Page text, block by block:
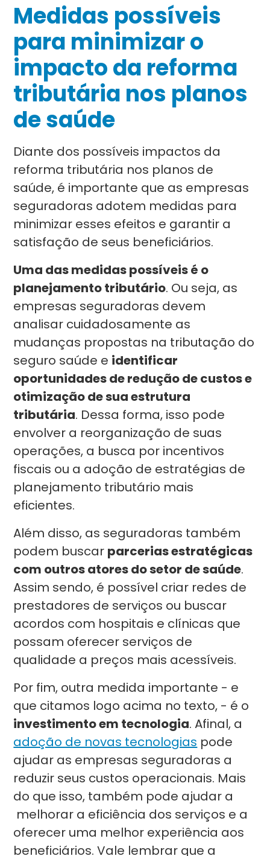
Medidas possíveis
para minimizar o
impacto da reforma
tributária nos planos
de saúde
Diante dos possíveis impactos da
reforma tributária nos planos de
saúde, é importante que as empresas
seguradoras adotem medidas para
minimizar esses efeitos e garantir a
satisfação de seus beneficiários.
Uma das medidas possíveis é o
planejamento tributário. Ou seja, as
empresas seguradoras devem
analisar cuidadosamente as
mudanças propostas na tributação do
seguro saúde e identificar
oportunidades de redução de custos e
otimização de sua estrutura
tributária. Dessa forma, isso pode
envolver a reorganização de suas
operações, a busca por incentivos
fiscais ou a adoção de estratégias de
planejamento tributário mais
eficientes.
Além disso, as seguradoras também
podem buscar parcerias estratégicas
com outros atores do setor de saúde.
Assim sendo, é possível criar redes de
prestadores de serviços ou buscar
acordos com hospitais e clínicas que
possam oferecer serviços de
qualidade a preços mais acessíveis.
Por fim, outra medida importante - e
que citamos logo acima no texto, - é o
investimento em tecnologia. Afinal, a
adoção de novas tecnologias pode
ajudar as empresas seguradoras a
reduzir seus custos operacionais. Mais
do que isso, também pode ajudar a
melhorar a eficiência dos serviços e a
oferecer uma melhor experiência aos
beneficiários. Vale lembrar que a